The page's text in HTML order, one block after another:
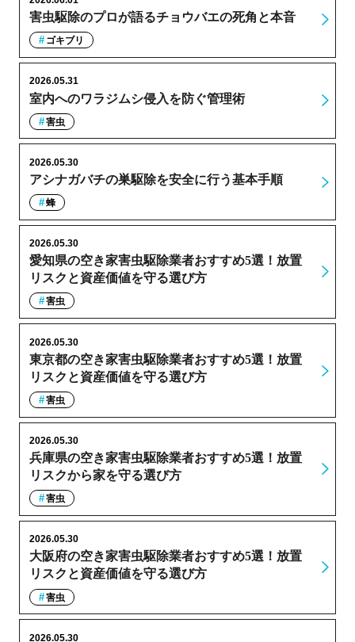
害虫駆除のプロが語るチョウバエの死角と本音
ゴキブリ
室内へのワラジムシ侵入を防ぐ管理術
2026.05.31
害虫
アシナガバチの巣駆除を安全に行う基本手順
2026.05.30
蜂
愛知県の空き家害虫駆除業者おすすめ5選！放置
リスクと資産価値を守る選び方
2026.05.30
害虫
東京都の空き家害虫駆除業者おすすめ5選！放置
リスクと資産価値を守る選び方
2026.05.30
害虫
兵庫県の空き家害虫駆除業者おすすめ5選！放置
リスクから家を守る選び方
2026.05.30
害虫
大阪府の空き家害虫駆除業者おすすめ5選！放置
リスクと資産価値を守る選び方
2026.05.30
害虫
2026.05.30